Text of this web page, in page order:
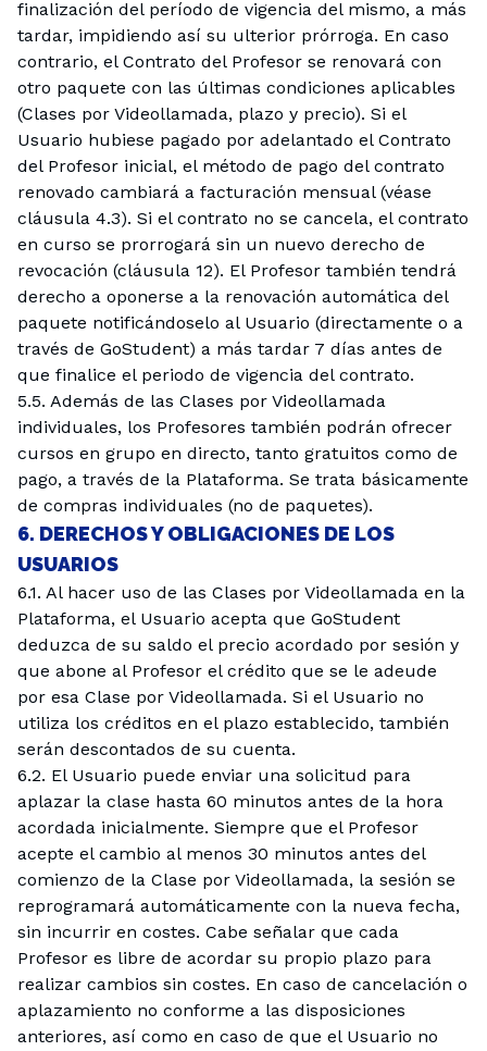
finalización del período de vigencia del mismo, a más
tardar, impidiendo así su ulterior prórroga. En caso
contrario, el Contrato del Profesor se renovará con
otro paquete con las últimas condiciones aplicables
(Clases por Videollamada, plazo y precio). Si el
Usuario hubiese pagado por adelantado el Contrato
del Profesor inicial, el método de pago del contrato
renovado cambiará a facturación mensual (véase
cláusula 4.3). Si el contrato no se cancela, el contrato
en curso se prorrogará sin un nuevo derecho de
revocación (cláusula 12). El Profesor también tendrá
derecho a oponerse a la renovación automática del
paquete notificándoselo al Usuario (directamente o a
través de GoStudent) a más tardar 7 días antes de
que finalice el periodo de vigencia del contrato.
5.5. Además de las Clases por Videollamada
individuales, los Profesores también podrán ofrecer
cursos en grupo en directo, tanto gratuitos como de
pago, a través de la Plataforma. Se trata básicamente
de compras individuales (no de paquetes).
6. DERECHOS Y OBLIGACIONES DE LOS
USUARIOS
6.1. Al hacer uso de las Clases por Videollamada en la
Plataforma, el Usuario acepta que GoStudent
deduzca de su saldo el precio acordado por sesión y
que abone al Profesor el crédito que se le adeude
por esa Clase por Videollamada. Si el Usuario no
utiliza los créditos en el plazo establecido, también
serán descontados de su cuenta.
6.2. El Usuario puede enviar una solicitud para
aplazar la clase hasta 60 minutos antes de la hora
acordada inicialmente. Siempre que el Profesor
acepte el cambio al menos 30 minutos antes del
comienzo de la Clase por Videollamada, la sesión se
reprogramará automáticamente con la nueva fecha,
sin incurrir en costes. Cabe señalar que cada
Profesor es libre de acordar su propio plazo para
realizar cambios sin costes. En caso de cancelación o
aplazamiento no conforme a las disposiciones
anteriores, así como en caso de que el Usuario no